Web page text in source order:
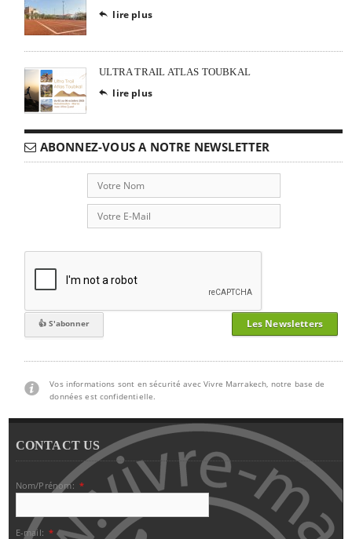
 lire plus
ULTRA TRAIL ATLAS TOUBKAL
 lire plus
ABONNEZ-VOUS A NOTRE NEWSLETTER
Les Newsletters
Vos informations sont en sécurité avec Vivre Marrakech, notre base de
données est confidentielle.
CONTACT US
Nom/Prénom: *
E-mail: *